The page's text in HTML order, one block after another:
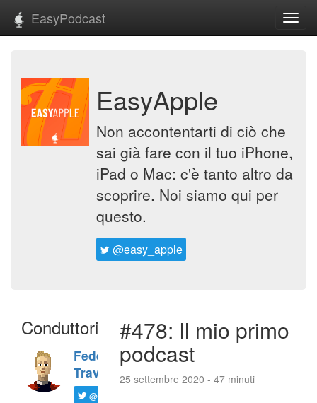
EasyPodcast
EasyApple
Non accontentarti di ciò che
sai già fare con il tuo iPhone,
iPad o Mac: c'è tanto altro da
scoprire. Noi siamo qui per
questo.
@easy_apple
Conduttori
Federico
Travaini
@ftrava
#478: Il mio primo
podcast
25 settembre 2020 - 47 minuti